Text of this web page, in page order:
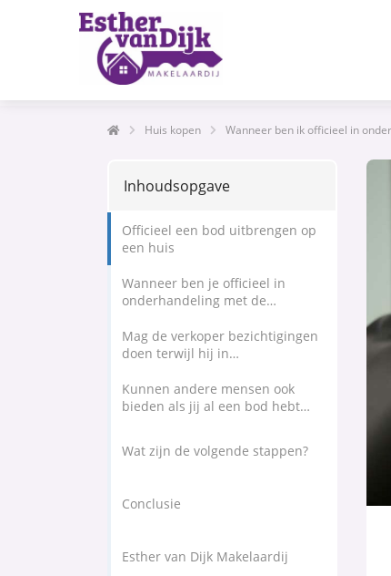
Huis kopen Wanneer ben ik officieel in
Inhoudsopgave
Officieel een bod uitbrengen op
een huis
Wanneer ben je officieel in
onderhandeling met de
Mag de verkoper bezichtigingen
doen terwijl hij in
Kunnen andere mensen ook
bieden als jij al een bod hebt
Wat zijn de volgende stappen?
Conclusie
Esther van Dijk Makelaardij